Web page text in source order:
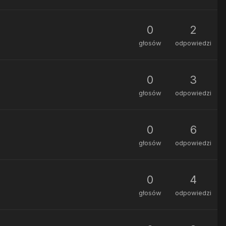
0
głosów
2
odpowiedzi
0
głosów
3
odpowiedzi
0
głosów
6
odpowiedzi
0
głosów
4
odpowiedzi